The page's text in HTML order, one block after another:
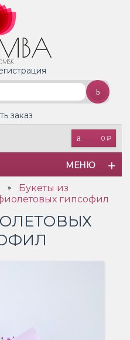
0 ₽
заказ
МЕНЮ
»
Букеты из
гипсофил